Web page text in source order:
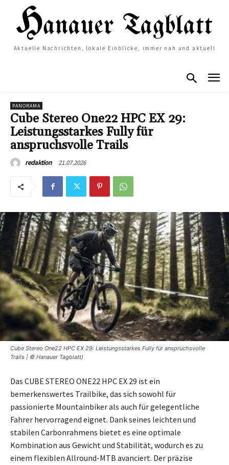
Aktuelle Nachrichten, lokale Einblicke, immer nah und aktuell
PANORAMA
Cube Stereo One22 HPC EX 29:
Leistungsstarkes Fully für
anspruchsvolle Trails
redaktion 21.07.2026
Cube Stereo One22 HPC EX 29: Leistungsstarkes Fully für anspruchsvolle
Trails | © Hanauer Tagblatt)
Das CUBE STEREO ONE22 HPC EX 29 ist ein
bemerkenswertes Trailbike, das sich sowohl für
passionierte Mountainbiker als auch für gelegentliche
Fahrer hervorragend eignet. Dank seines leichten und
stabilen Carbonrahmens bietet es eine optimale
Kombination aus Gewicht und Stabilität, wodurch es zu
einem flexiblen Allround-MTB avanciert. Der präzise